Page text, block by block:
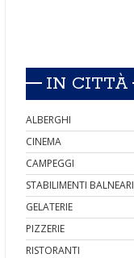
IN CITTÀ
ALBERGHI
CINEMA
CAMPEGGI
STABILIMENTI BALNEARI
GELATERIE
PIZZERIE
RISTORANTI